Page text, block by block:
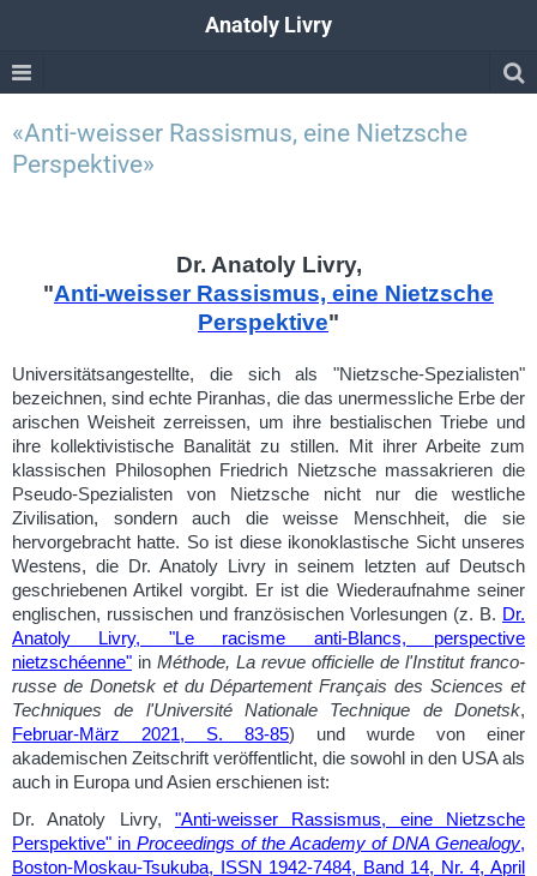
Anatoly Livry
«Anti-weisser Rassismus, eine Nietzsche
Perspektive»
Dr. Anatoly Livry,
"Anti-weisser Rassismus, eine Nietzsche
Perspektive"
Universitätsangestellte, die sich als "Nietzsche-Spezialisten"
bezeichnen, sind echte Piranhas, die das unermessliche Erbe der
arischen Weisheit zerreissen, um ihre bestialischen Triebe und
ihre kollektivistische Banalität zu stillen. Mit ihrer Arbeite zum
klassischen Philosophen Friedrich Nietzsche massakrieren die
Pseudo-Spezialisten von Nietzsche nicht nur die westliche
Zivilisation, sondern auch die weisse Menschheit, die sie
hervorgebracht hatte. So ist diese ikonoklastische Sicht unseres
Westens, die Dr. Anatoly Livry in seinem letzten auf Deutsch
geschriebenen Artikel vorgibt. Er ist die Wiederaufnahme seiner
englischen, russischen und französischen Vorlesungen (z. B. Dr.
Anatoly Livry, "Le racisme anti-Blancs, perspective
nietzschéenne" in Méthode, La revue officielle de l'Institut franco-
russe de Donetsk et du Département Français des Sciences et
Techniques de l'Université Nationale Technique de Donetsk,
Februar-März 2021, S. 83-85) und wurde von einer
akademischen Zeitschrift veröffentlicht, die sowohl in den USA als
auch in Europa und Asien erschienen ist:
Dr. Anatoly Livry, "Anti-weisser Rassismus, eine Nietzsche
Perspektive" in Proceedings of the Academy of DNA Genealogy,
Boston-Moskau-Tsukuba, ISSN 1942-7484, Band 14, Nr. 4, April